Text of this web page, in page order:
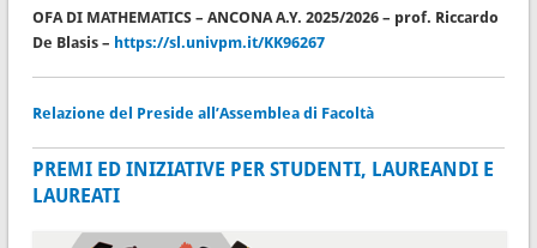
OFA DI MATHEMATICS – ANCONA A.Y. 2025/2026 – prof. Riccardo
De Blasis – https://sl.univpm.it/KK96267
Relazione del Preside all’Assemblea di Facoltà
PREMI ED INIZIATIVE PER STUDENTI, LAUREANDI E
LAUREATI